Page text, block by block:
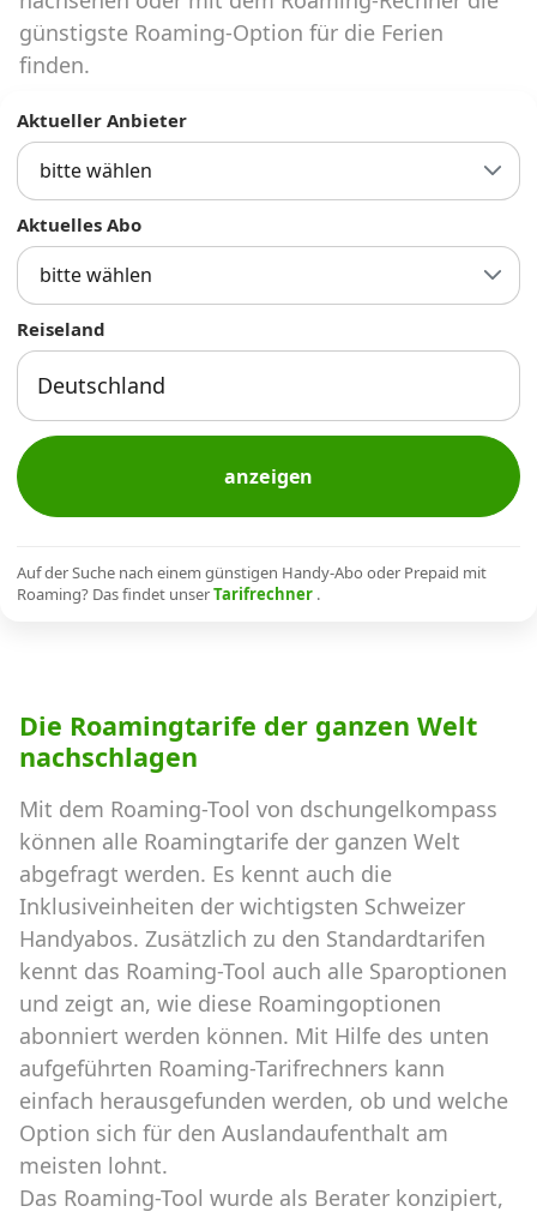
Abos für Tablets, Hotspots und Smart
Watches
Der gute alte Tarifrechner im neuen Design
Infos
Mobilfunknetz Schweiz
Handy-Abo-Aktionen
Handy-Abo kündigen oder
Kombi-Angebote
Aktionen
News
Forum
Über uns
Datenschutz ·AGB Impressum
günstigste Roaming-Option für die Ferien
finden.
Aktueller Anbieter
bitte wählen
Aktuelles Abo
bitte wählen
Reiseland
anzeigen
Auf der Suche nach einem günstigen Handy-Abo oder Prepaid mit
Roaming? Das findet unserTarifrechner .
Die Roamingtarife der ganzen Welt
nachschlagen
Mit dem Roaming-Tool von dschungelkompass
können alle Roamingtarife der ganzen Welt
abgefragt werden. Es kennt auch die
Inklusiveinheiten der wichtigsten Schweizer
Handyabos. Zusätzlich zu den Standardtarifen
kennt das Roaming-Tool auch alle Sparoptionen
und zeigt an, wie diese Roamingoptionen
abonniert werden können. Mit Hilfe des unten
aufgeführten Roaming-Tarifrechners kann
einfach herausgefunden werden, ob und welche
Option sich für den Auslandaufenthalt am
meisten lohnt.
Das Roaming-Tool wurde als Berater konzipiert,